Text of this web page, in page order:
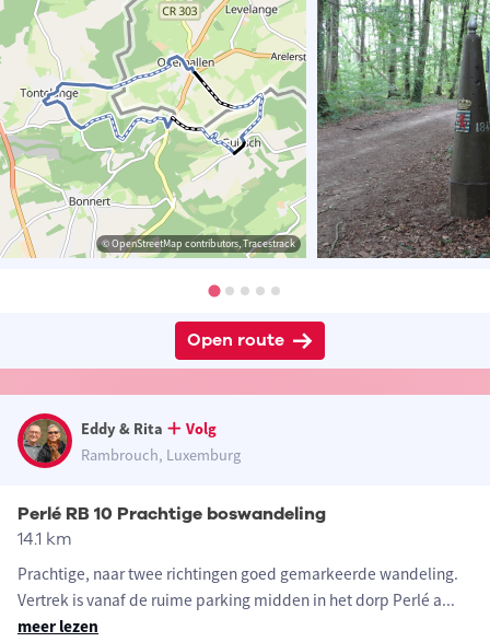
© OpenStreetMap contributors, Tracestrack
Open route
Eddy & Rita
Volg
Rambrouch, Luxemburg
Perlé RB 10 Prachtige boswandeling
14.1 km
Prachtige, naar twee richtingen goed gemarkeerde wandeling.
Vertrek is vanaf de ruime parking midden in het dorp Perlé a...
meer lezen